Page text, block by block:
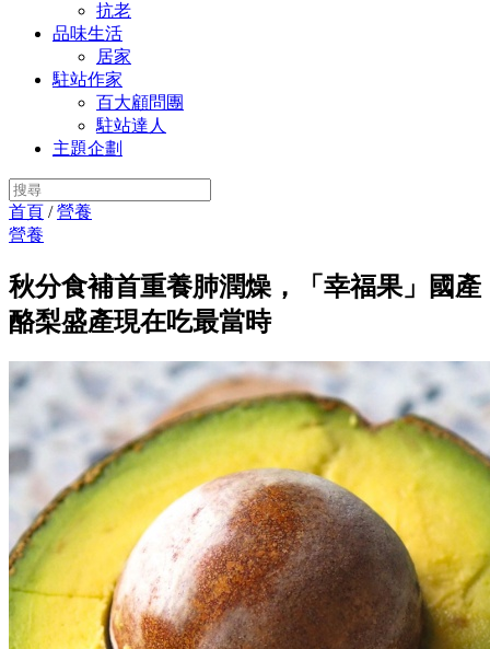
抗老
品味生活
居家
駐站作家
百大顧問團
駐站達人
主題企劃
首頁 /營養
營養
秋分食補首重養肺潤燥，「幸福果」國產
酪梨盛產現在吃最當時